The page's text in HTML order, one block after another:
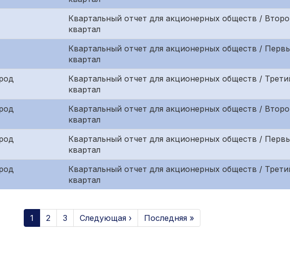
Квартальный отчет для акционерных обществ /
квартал
Квартальный отчет для акционерных обществ /
квартал
Квартальный отчет для акционерных обществ /
квартал
Квартальный отчет для акционерных обществ /
квартал
Квартальный отчет для акционерных обществ /
квартал
Квартальный отчет для акционерных обществ /
квартал
1 2 3 Следующая › Последняя »